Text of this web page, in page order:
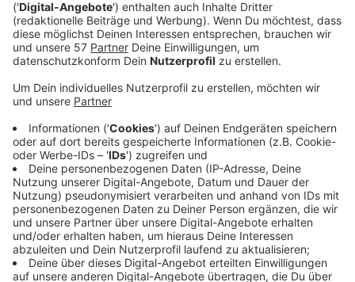
davon 2.000 in Deutschland. Tim aus Haan ist einer von
ihnen und hat den Chip unter dem Ringfinger seiner
linken Hand implantiert.
Erfahrungen mit dem NFC-Chip
Anzeige
"Ich kann am FKK-Strand rumlaufen und trotzdem mir
ein Eis kaufen", sagt Tim. Der Chip ist immer dabei und
kann nicht verloren gehen. Dank der NFC-Technik
(Near Field Communication) soll es unmöglich sein,